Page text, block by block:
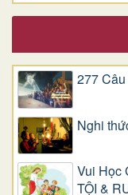
277
Nghi
Vui Học
TỘI &